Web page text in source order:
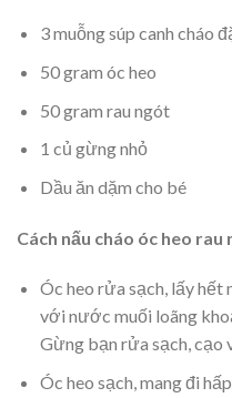
3 muỗng súp canh cháo
50 gram óc heo
50 gram rau ngót
1 củ gừng nhỏ
Dầu ăn dặm cho bé
Cách nấu cháo óc heo rau
Óc heo rửa sạch, lấy hết
với nước muối loãng
Gừng bạn rửa sạch, cạo
Óc heo sạch, mang đi